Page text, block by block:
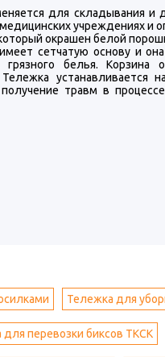
для складывания и
учреждениях и
окрашен белой
сетчатую основу и
белья. Корзина
устанавливается
травм в процессе
Тележка для
для перевозки биксов ТКСК